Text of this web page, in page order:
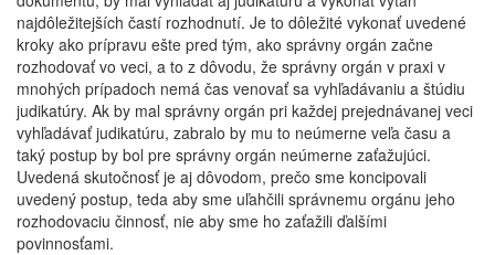
najdôležitejších častí rozhodnutí. Je to dôležité vykonať uvedené
kroky ako prípravu ešte pred tým, ako správny orgán začne
rozhodovať vo veci, a to z dôvodu, že správny orgán v praxi v
mnohých prípadoch nemá čas venovať sa vyhľadávaniu a štúdiu
judikatúry. Ak by mal správny orgán pri každej prejednávanej veci
vyhľadávať judikatúru, zabralo by mu to neúmerne veľa času a
taký postup by bol pre správny orgán neúmerne zaťažujúci.
Uvedená skutočnosť je aj dôvodom, prečo sme koncipovali
uvedený postup, teda aby sme uľahčili správnemu orgánu jeho
rozhodovaciu činnosť, nie aby sme ho zaťažili ďalšími
povinnosťami.